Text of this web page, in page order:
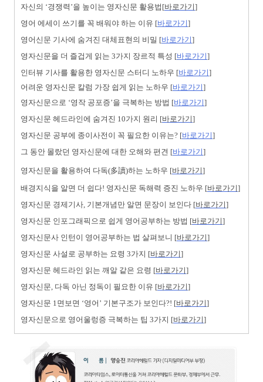
자신의 ‘경쟁력’을 높이는 영자신문 활용법[바로가기]
영어 에세이 쓰기를 꼭 배워야 하는 이유 [바로가기]
영어신문 기사에 숨겨진 대체표현의 비밀 [바로가기]
영자신문을 더 즐겁게 읽는 3가지 장르적 특성 [바로가기]
인터뷰 기사를 활용한 영자신문 스터디 노하우 [바로가기]
어려운 영자신문 칼럼 가장 쉽게 읽는 노하우 [바로가기]
영자신문으로 ‘영작 공포증’을 극복하는 방법 [바로가기]
영자신문 헤드라인에 숨겨진 10가지 원리 [바로가기]
영자신문 공부에 종이사전이 꼭 필요한 이유는? [바로가기]
그 동안 몰랐던 영자신문에 대한 오해와 편견 [바로가기]
영자신문을 활용하여 다독(多讀)하는 노하우 [바로가기]
배경지식을 알면 더 쉽다! 영자신문 독해력 증진 노하우 [바로가기]
영자신문 경제기사, 기본개념만 알면 문장이 보인다 [바로가기]
영자신문 인포그래픽으로 쉽게 영어공부하는 방법 [바로가기]
영자신문사 인턴이 영어공부하는 법 살펴보니 [바로가기]
영자신문 사설로 공부하는 요령 3가지 [바로가기]
영자신문 헤드라인 읽는 깨알 같은 요령 [바로가기]
영자신문, 다독 아닌 정독이 필요한 이유 [바로가기]
영자신문 1면보면 ‘영어’ 기본구조가 보인다?! [바로가기]
영자신문으로 영어울렁증 극복하는 팁 3가지 [바로가기]